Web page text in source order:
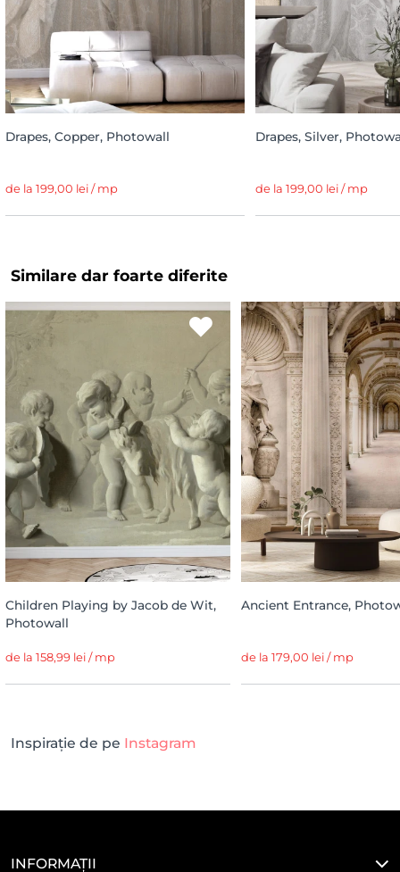
Drapes, Copper, Photowall
de la 199,00 lei / mp
Drapes, Silver,
de la 199,00 lei / mp
Similare dar foarte diferite
Children Playing by Jacob de Wit,
Photowall
de la 158,99 lei / mp
Ancient Entrance,
de la 179,00 lei / mp
Inspirație de pe Instagram
INFORMAȚII